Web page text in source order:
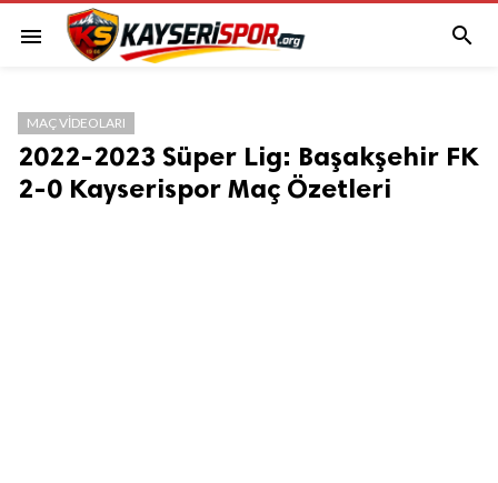
menu 
MAÇ VIDEOLARI
2022-2023 Süper Lig: Başakşehir FK
2-0 Kayserispor Maç Özetleri